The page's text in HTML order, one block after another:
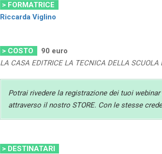
> FORMATRICE
Riccarda Viglino
> COSTO 90 euro
LA CASA EDITRICE LA TECNICA DELLA SCUOLA
Potrai rivedere la registrazione dei tuoi
attraverso il nostro STORE. Con le stesse
> DESTINATARI